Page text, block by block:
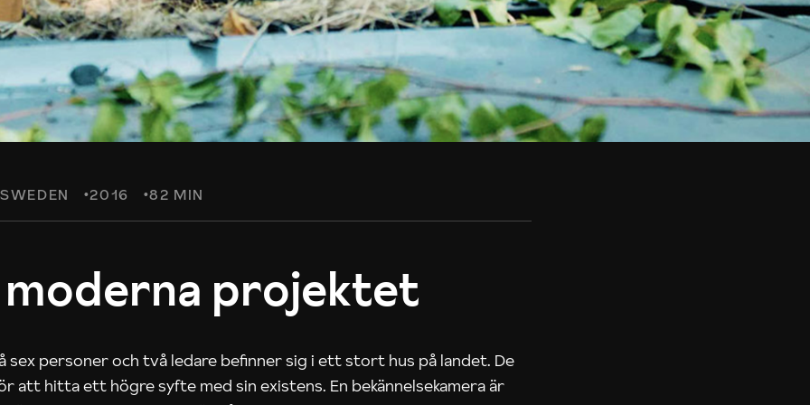
SWEDEN 2016 82 MIN
projektet
sex personer och två ledare befinner sig i ett stort hus på landet. De
att hitta ett högre syfte med sin existens. En bekännelsekamera är